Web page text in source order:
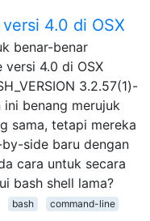
4.0 di OSX
benar-benar
versi 4.0 di OSX
3.2.57(1)-
benang merujuk
sama, tetapi mereka
side baru dengan
cara untuk secara
bash shell lama?
bash command-line